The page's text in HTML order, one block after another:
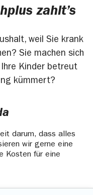
zahlt’s
weil Sie krank
Sie machen sich
Kinder betreut
kümmert?
darum, dass alles
wir gerne eine
Kosten für eine